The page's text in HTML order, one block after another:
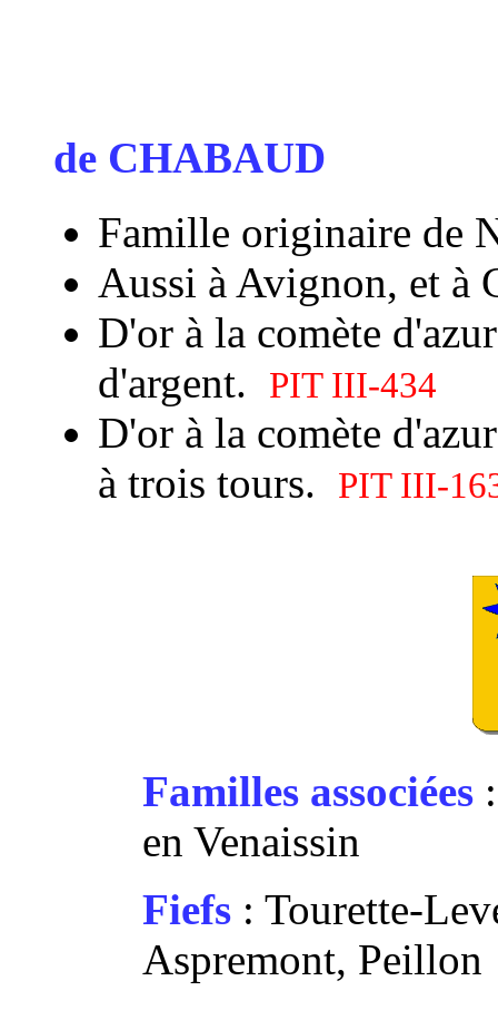
de CHABAUD
Famille originaire de
Aussi à Avignon, et à
D'or à la comète
d'argent.
PIT III-434
D'or à la comète
à trois tours.
PIT III-
Familles associées
en Venaissin
Fiefs : Tourette-
Aspremont, Peillon